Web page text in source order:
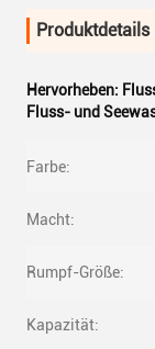
Produktdetails
Hervorheben:
Fluss- und
Farbe:
Macht:
Rumpf-Größe:
Kapazität: